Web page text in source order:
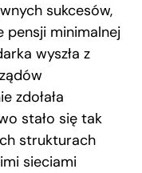
sukcesów,
pensji minimalnej
wyszła z
zdołała
stało się tak
strukturach
sieciami